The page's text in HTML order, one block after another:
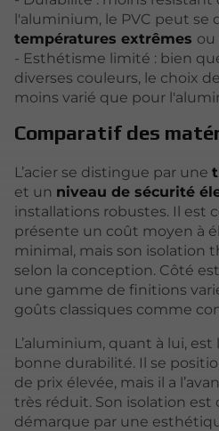
l'aluminium, le PVC peut se
températures extrêmes ou
- Esthétisme limité : bien
diverses couleurs, le choix
moins varié que pour
Comparatif des
L’acier se distingue par une
et un niveau de sécurité
installations robustes. Il est
présente un coût moyen à
minimal, mais son isolation
selon la conception. Côté
une gamme de finitions
goûts classiques comme
L’aluminium, quant à lui,
bonne durabilité. Il se
de prix élevée, mais il a
très réduit. Son isolation est
démarque par une